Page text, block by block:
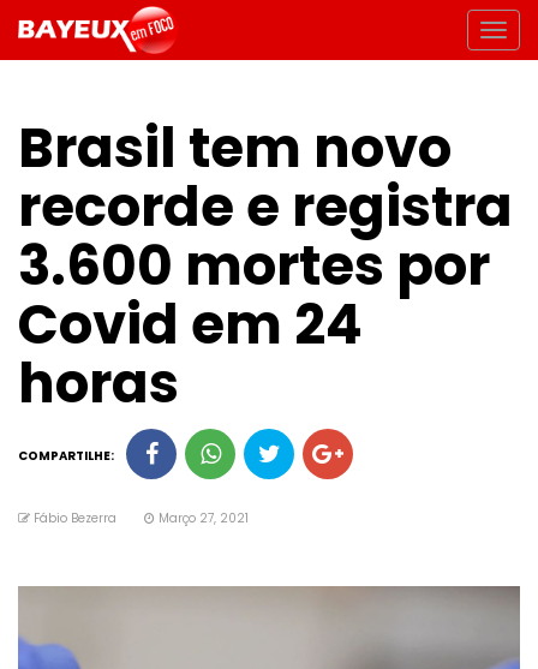
Brasil tem novo
recorde e registra
3.600 mortes por
Covid em 24
horas
COMPARTILHE:
Fábio Bezerra Março 27, 2021